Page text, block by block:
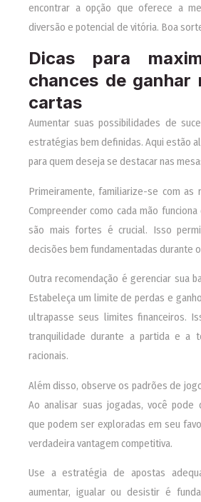
encontrar a opção que oferece a
diversão e potencial de vitória. Boa
Dicas para
chances de ganhar
cartas
Aumentar suas possibilidades de
estratégias bem definidas. Aqui estão
para quem deseja se destacar nas
Primeiramente, familiarize-se com as
Compreender como cada mão
são mais fortes é crucial. Isso
decisões bem fundamentadas durante
Outra recomendação é gerenciar sua
Estabeleça um limite de perdas e
ultrapasse seus limites financeiros.
tranquilidade durante a partida e a
racionais.
Além disso, observe os padrões de
Ao analisar suas jogadas, você pode
que podem ser exploradas em seu
verdadeira vantagem competitiva.
Use a estratégia de apostas
aumentar, igualar ou desistir é